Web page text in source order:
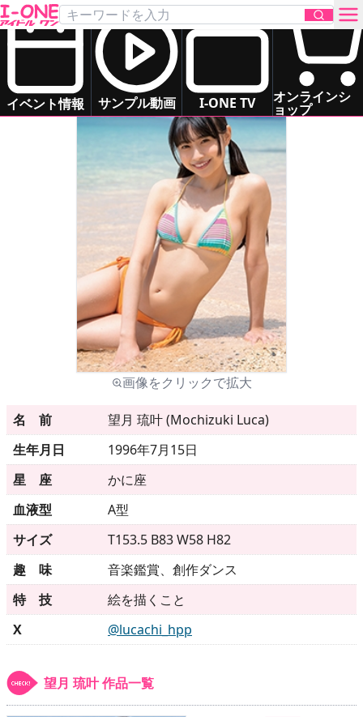
イベント情報 サンプル動画 I-ONE TV オンラインシ
ョップ
お問い合わせ
サンプル動画
イベント情報
アイドル一覧
メニュー
▶発売中
▶新作
▶次回作
▶制作中
ご利用ガイド
望月 琉叶Mochizuki Luca
清楚系 癒し系
画像をクリックで拡大
名 前
望月 琉叶 (Mochizuki Luca)
生年月日
1996年7月15日
星 座
かに座
血液型
A型
サイズ
T153.5 B83 W58 H82
趣 味
音楽鑑賞、創作ダンス
特 技
絵を描くこと
X
@lucachi_hpp
望月 琉叶 作品一覧